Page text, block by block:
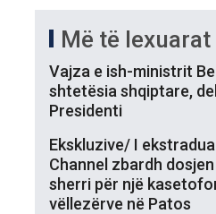
Më të lexuarat
Vajza e ish-ministrit
shtetësia shqiptare,
Presidenti
Ekskluzive/ I
Channel zbardh
sherri për një
vëllezërve në Patos